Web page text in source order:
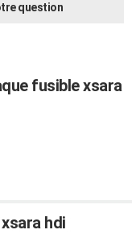
question
fusible xsara
hdi